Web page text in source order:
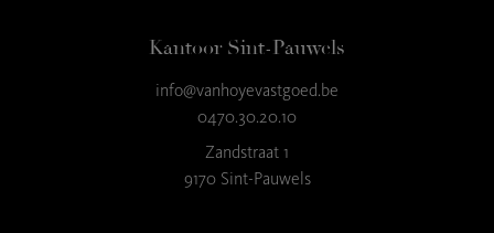
Kantoor Sint-Pauwels
info@vanhoyevastgoed.be
0470.30.20.10
Zandstraat 1
9170 Sint-Pauwels